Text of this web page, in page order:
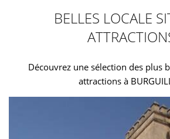
BELLES LOCALE
Découvrez une sélection des plus
attractions à